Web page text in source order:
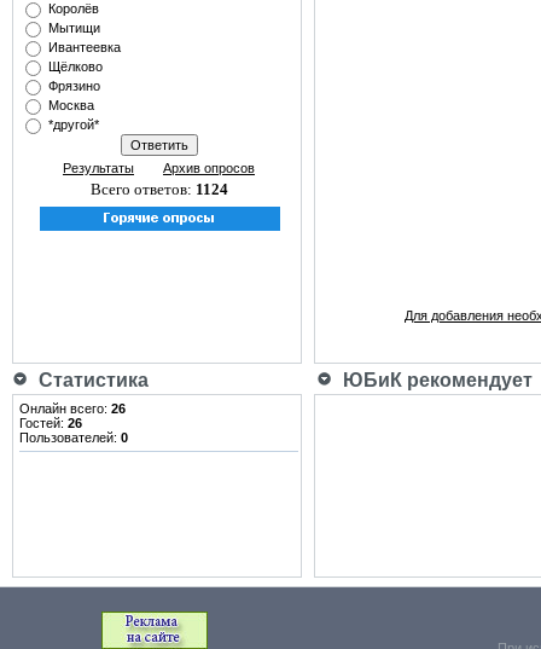
Королёв
Мытищи
Ивантеевка
Щёлково
Фрязино
Москва
*другой*
Результаты Архив опросов
Всего ответов: 1124
Для добавления
Статистика ЮБиК рекомендует
Онлайн всего: 26
Гостей: 26
Пользователей: 0